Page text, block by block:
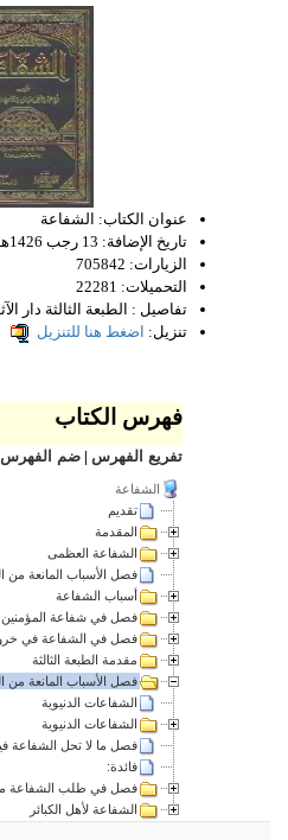
عنوان الكتاب: الشفاعة
تاريخ الإضافة: 13 رجب 1426هـ
الزيارات: 705842
التحميلات: 22281
تفاصيل : الطبعة الثالثة دار
تنزيل: اضغط هنا للتنزيل
فهرس الكتاب
تفريع الفهرس | ضم الفهرس
الشفاعة
تقديم
المقدمة
الشفاعة العظمى
فصل الأسباب المانعة من
أسباب الشفاعة
فصل في شفاعة المؤمنين
فصل في الشفاعة في
مقدمة الطبعة الثالثة
فصل الأسباب المانعة من
الشفاعات الدنيوية
الشفاعات الدنيوية
فصل ما لا تحل الشفاعة
فائدة:
فصل في طلب الشفاعة من
الشفاعة لأهل الكبائر